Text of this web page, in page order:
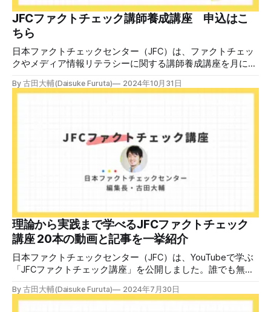
JFCファクトチェック講師養成講座 申込はこ
ちら
日本ファクトチェックセンター（JFC）は、ファクトチェッ
クやメディア情報リテラシーに関する講師養成講座を月に1
認定バッジと教室や職場などで利用可能な教材を提供しま
ファクトチェックセンター（JFC）による講師養成講座で
す。 講師養成講座（オンラインで90分）を受講いただいた
後、修了課題を提出された方には、教室や職場などで利用可
能な教材の提... powered by Peatix : More than a
す。 受講生には教材を提供 デマや不確かな情報が蔓延する
中で、自衛策が求められています。「気をつけて」というだ
けでは、対策になりません。最初から騙されたい人はいませ
ん。誰だって気をつけているのに、誤った情
By 古田大輔(Daisuke Furuta) 2024年10月31日
理論から実践まで学べるJFCファクトチェック
講座 20本の動画と記事を一挙紹介
日本ファクトチェックセンター（JFC）は、YouTubeで学ぶ
「JFCファクトチェック講座」を公開しました。誰でも無料
ファクトチェックやメディアリテラシーの知識を学ぶことが
By 古田大輔(Daisuke Furuta) 2024年7月30日